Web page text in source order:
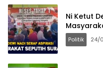
Ni Ketut
Politik 24/